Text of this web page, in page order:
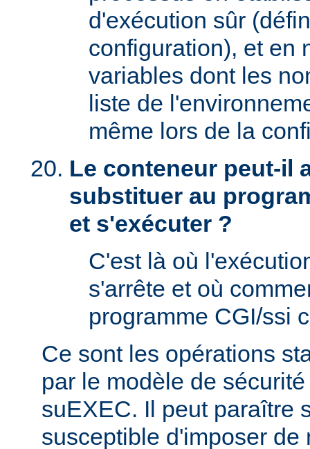
d'exécution sûr
configuration), et en
variables dont les
liste de
même lors de la
Le conteneur peut-il
substituer au
et s'exécuter ?
C'est là où
s'arrête et où
programme CGI/ssi
Ce sont les opérations
par le modèle de
suEXEC. Il peut paraître
susceptible d'imposer